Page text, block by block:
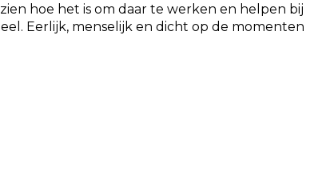
hoe het is om daar te werken en helpen bij
Eerlijk, menselijk en dicht op de momenten